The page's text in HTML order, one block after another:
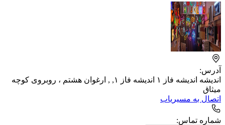
آدرس:
اندیشه اندیشه فاز ۱ اندیشه فاز ۱, , ارغوان هشتم ، روبروی کوچه
میثاق
اتصال به مسیریاب
شماره تماس: